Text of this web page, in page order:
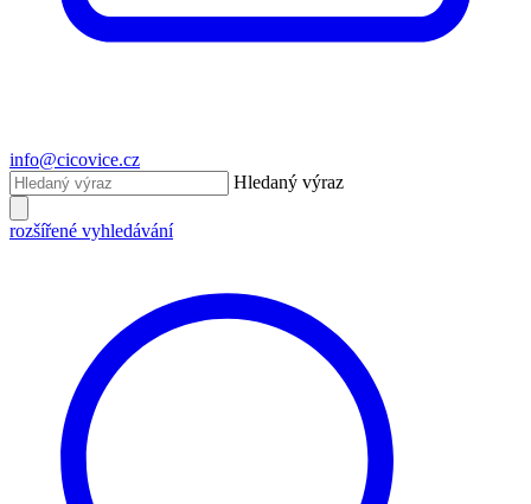
info@cicovice.cz
Hledaný výraz
rozšířené vyhledávání